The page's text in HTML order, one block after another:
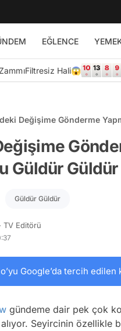
EĞLENCE
Filtresiz Hali😱
Değişime Gönderme
Güldür
Güldür Güldür
TV Editörü
Google’da tercih
gündeme dair pek çok
Seyircinin